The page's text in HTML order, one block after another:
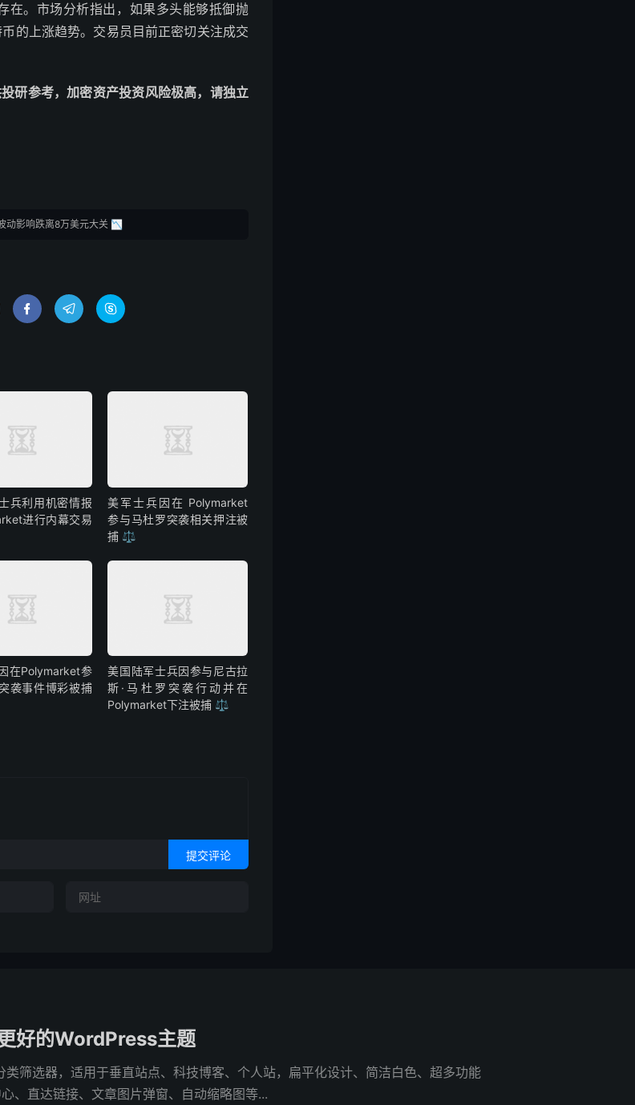
在。市场分析指出，如果多头能够抵御抛
的上涨趋势。交易员目前正密切关注成交
研参考，加密资产投资风险极高，请独立
动影响跌离8万美元大关 📉
  
兵利用机密情报
进行内幕交易
美军士兵因在 Polymarket
参与马杜罗突袭相关押注被
捕 ⚖️
在Polymarket参
袭事件博彩被捕
美国陆军士兵因参与尼古拉
斯·马杜罗突袭行动并在
Polymarket下注被捕 ⚖️
提交评论
好的WordPress主题
筛选器，适用于垂直站点、科技博客、个人站，扁平化设计、简洁白色、超多功能
、直达链接、文章图片弹窗、自动缩略图等...